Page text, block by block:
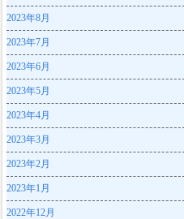
2023年8月
2023年7月
2023年6月
2023年5月
2023年4月
2023年3月
2023年2月
2023年1月
2022年12月